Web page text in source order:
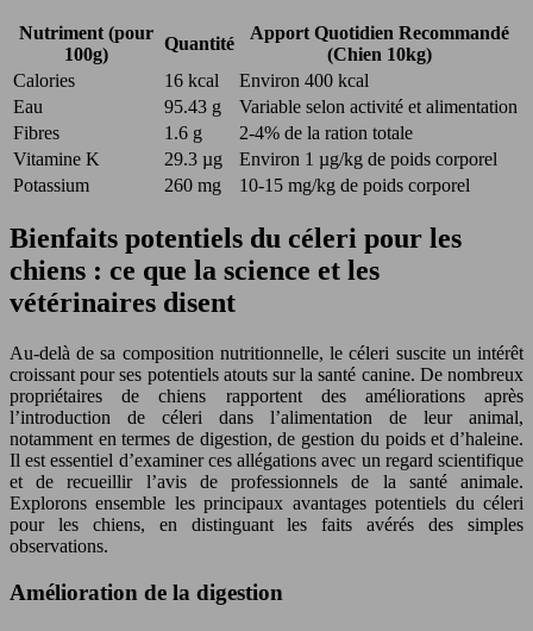
Nutriment (pour
100g)
Quantité
Apport Quotidien Recommandé
(Chien 10kg)
Calories
16 kcal
Environ 400 kcal
Eau
95.43 g
Variable selon activité et alimentation
Fibres
1.6 g
2-4% de la ration totale
Vitamine K
29.3 µg
Environ 1 µg/kg de poids corporel
Potassium
260 mg 10-15 mg/kg de poids corporel
Bienfaits potentiels du céleri pour les
chiens : ce que la science et les
vétérinaires disent
Au-delà de sa composition nutritionnelle, le céleri suscite un intérêt
croissant pour ses potentiels atouts sur la santé canine. De nombreux
propriétaires de chiens rapportent des améliorations après
l’introduction de céleri dans l’alimentation de leur animal,
notamment en termes de digestion, de gestion du poids et d’haleine.
Il est essentiel d’examiner ces allégations avec un regard scientifique
et de recueillir l’avis de professionnels de la santé animale.
Explorons ensemble les principaux avantages potentiels du céleri
pour les chiens, en distinguant les faits avérés des simples
observations.
Amélioration de la digestion